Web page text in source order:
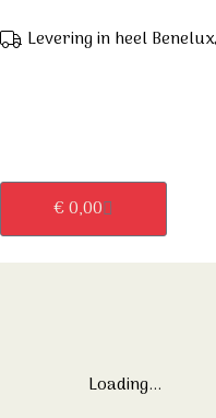
Levering in heel Benelux
€0,00
Loading...